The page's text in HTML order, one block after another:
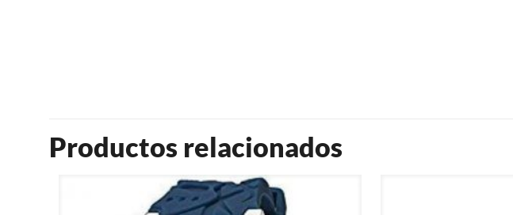
Productos relacionados